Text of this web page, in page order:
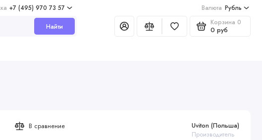
+7 (495) 970 73 57 Валюта Рубль
Найти Корзина 0
0 руб
Uviton (Польша)
Производитель
В сравнение